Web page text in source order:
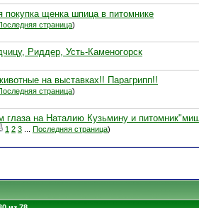
покупка щенка шпица в питомнике
страница)
Риддер, Усть-Каменогорск
на выставках!! Парагрипп!!
страница)
глаза на Наталию Кузьмину и
1 2 3 Последняя страница)